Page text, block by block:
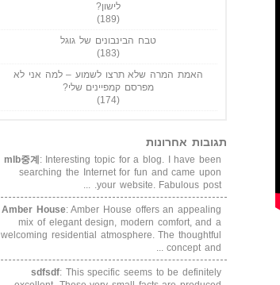
לישון?
(189)
טבח הבינבונים של גוגל
(183)
האמת המרה שלא תרצו לשמוע – למה אני לא
מפרסם קמפיינים שלי?
(174)
תגובות אחרונות
mlb중계 : Interesting topic for a blog. I have been
searching the Internet for fun and came upon
your website. Fabulous post. ...
Amber House: Amber House offers an appealing
mix of elegant design, modern comfort, and a
welcoming residential atmosphere. The thoughtful
concept and ...
sdfsdf: This specific seems to be definitely